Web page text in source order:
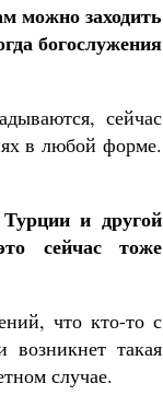
можно заходить
богослужения
сейчас
в любой форме.
и другой
сейчас тоже
что кто-то с
возникнет такая
случае.